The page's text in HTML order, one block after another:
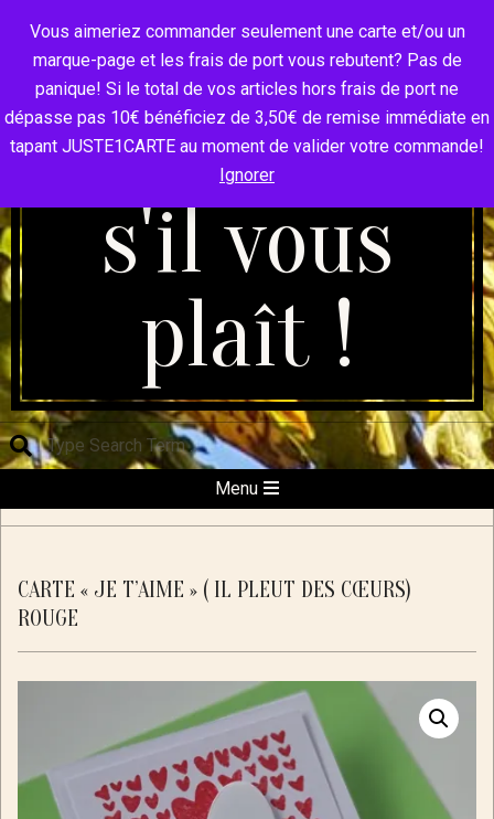
Vous aimeriez commander seulement une carte et/ou un
marque-page et les frais de port vous rebutent? Pas de
panique! Si le total de vos articles hors frais de port ne
dépasse pas 10€ bénéficiez de 3,50€ de remise immédiate en
tapant JUSTE1CARTE au moment de valider votre commande!
Ignorer
content
La carte
s'il vous
plaît !
Search
Navigation
Menu
CARTE « JE T’AIME » ( IL PLEUT DES CŒURS)
ROUGE